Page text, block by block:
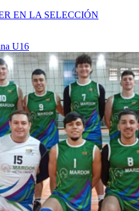
EN LA SELECCIÓN
U16